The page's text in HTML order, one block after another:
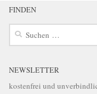
FINDEN
Suchen
NEWSLETTER
kostenfrei und